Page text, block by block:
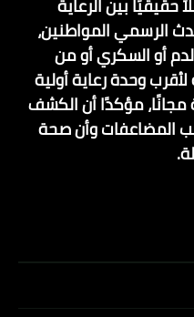
حقيقيًا بين الرعاية
الرسمي المواطنين،
أو السكري أو من
وحدة رعاية أولية
مجانًا، مؤكدًا أن الكشف
المضاعفات وأن صحة